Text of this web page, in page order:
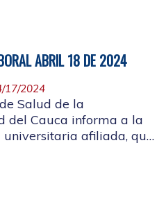
ABRIL 18 DE 2024
17/2024
Salud de la
del Cauca informa a la
universitaria afiliada, que